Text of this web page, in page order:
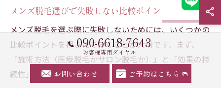
メンズ脱毛選びで失敗しない比較ポイント
メンズ脱毛を選ぶ際に失敗しないためには、いくつかの
比較ポイントを押さえておくことが大切です。まず、
「施術方法（医療脱毛かサロン脱毛か）」と「効果の持
続性」を確認しましょう。
090-6618-7643
お客様専用ダイヤル
お問い合わせ ご予約はこちら